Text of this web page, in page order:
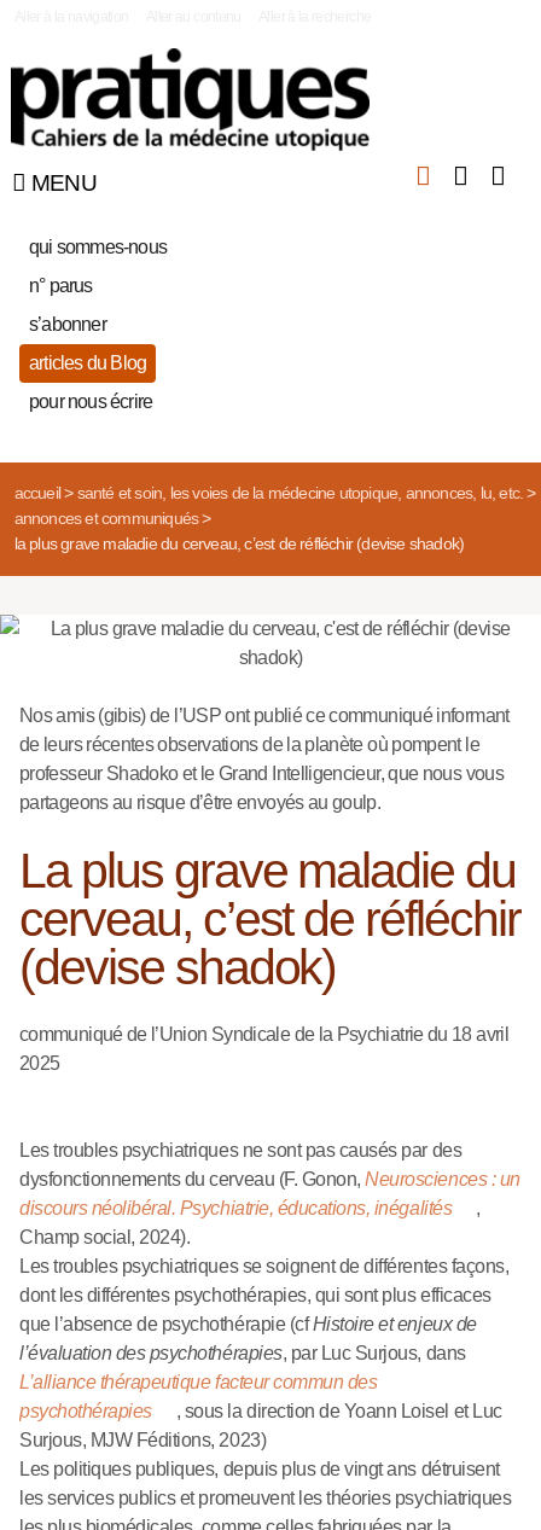
MENU
qui sommes-nous
n° parus
s’abonner
articles du Blog
pour nous écrire
accueil> santé et soin, les voies de la médecine utopique, annonces, lu, etc.>
annonces et communiqués>
la plus grave maladie du cerveau, c’est de réfléchir (devise shadok)
Nos amis (gibis) de l’USP ont publié ce communiqué informant
de leurs récentes observations de la planète où pompent le
professeur Shadoko et le Grand Intelligencieur, que nous vous
partageons au risque d’être envoyés au goulp.
La plus grave maladie du
cerveau, c’est de réfléchir
(devise shadok)
communiqué de l’Union Syndicale de la Psychiatrie du 18 avril
2025
Les troubles psychiatriques ne sont pas causés par des
dysfonctionnements du cerveau (F. Gonon,Neurosciences : un
discours néolibéral. Psychiatrie, éducations, inégalités
,
Champ social, 2024).
Les troubles psychiatriques se soignent de différentes façons,
dont les différentes psychothérapies, qui sont plus efficaces
que l’absence de psychothérapie (cfHistoire et enjeux de
l’évaluation des psychothérapies, par Luc Surjous, dans
L’alliance thérapeutique facteur commun des
psychothérapies
, sous la direction de Yoann Loisel et Luc
Surjous, MJW Féditions, 2023)
Les politiques publiques, depuis plus de vingt ans détruisent
les services publics et promeuvent les théories psychiatriques